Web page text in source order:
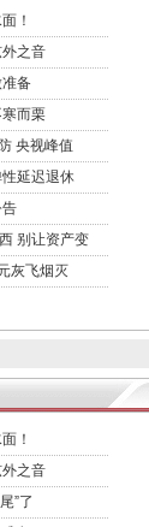
！
之音
备
而栗
央视峰值
延迟退休
别让资产变
灰飞烟灭
！
之音
”了